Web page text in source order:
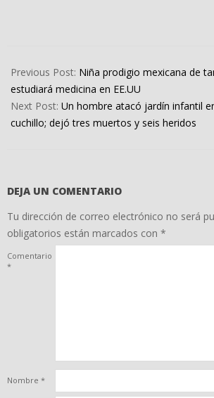
08-
02
Previous Post: Niña prodigio mexicana de
estudiará medicina en EE.UU
Next Post: Un hombre atacó jardín infantil
cuchillo; dejó tres muertos y seis heridos
DEJA UN COMENTARIO
Tu dirección de correo electrónico no será
obligatorios están marcados con *
Comentario
*
Nombre *